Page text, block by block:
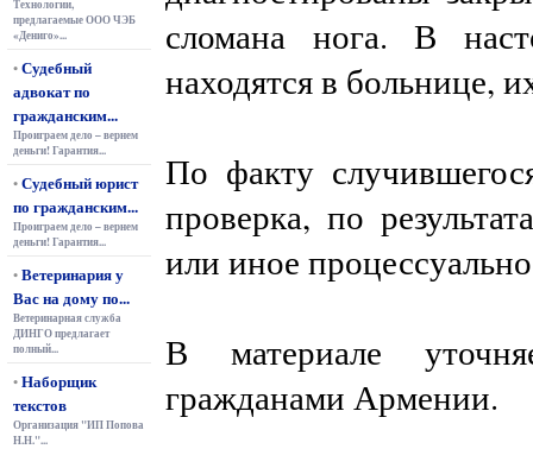
Технологии,
предлагаемые ООО ЧЭБ
«Дениго»...
•Судебный
адвокат по
гражданским...
Проиграем дело – вернем
деньги! Гарантия...
•Судебный юрист
по гражданским...
Проиграем дело – вернем
деньги! Гарантия...
•Ветеринария у
Вас на дому по...
Ветеринарная служба
ДИНГО предлагает
полный...
•Наборщик
текстов
Организация "ИП Попова
Н.Н."...
сломана нога. В
находятся в больнице,
По факту
проверка, по
или иное
В материале
гражданами Армении.